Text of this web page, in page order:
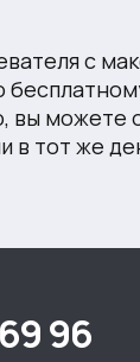
с
можете
в тот же
96